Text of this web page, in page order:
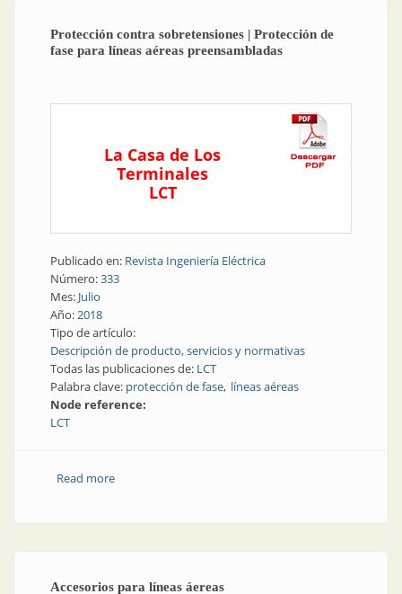
Protección contra sobretensiones | Protección de
fase para líneas aéreas preensambladas
La Casa de Los
Terminales
LCT
Publicado en: Revista Ingeniería Eléctrica
Número:333
Mes: Julio
Año:2018
Tipo de artículo:
Descripción de producto, servicios y normativas
Todas las publicaciones de: LCT
Palabra clave: protección de fase líneas aéreas
Node reference:
LCT
Read moreabout Protección contra sobretensiones | Protección
Accesorios para líneas áereas